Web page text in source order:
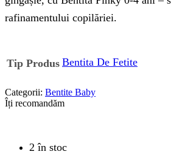
rafinamentului copilăriei.
Tip Produs Bentita De Fetite
Categorii: Bentite Baby
Îți recomandăm
2 în stoc